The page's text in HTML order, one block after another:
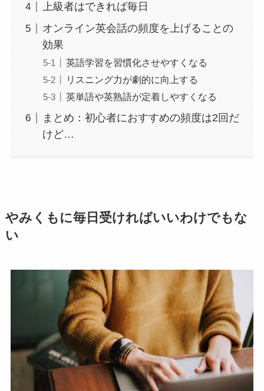
上級者はできれば毎日
オンライン英会話の頻度を上げることの
効果
英語学習を習慣化させやすくなる
リスニング力が劇的に向上する
英単語や英熟語が定着しやすくなる
まとめ：初心者におすすめの頻度は2回だ
けど…
やみくもに毎日受ければいいわけでもな
い